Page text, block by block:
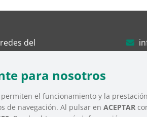
del
Sektore Soziala – Tercer Sector Social de
para nosotros
el funcionamiento y la
de navegación. Al pulsar en ACEPTAR